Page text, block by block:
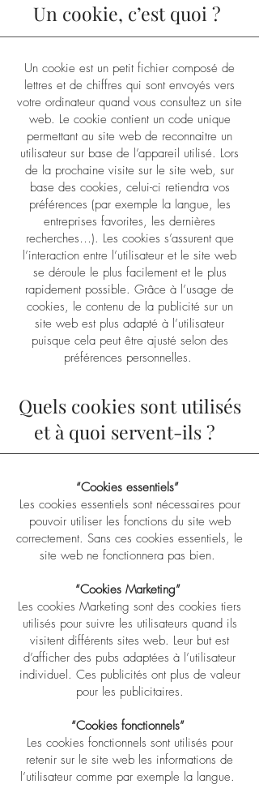
Un cookie, c’est quoi ?
Un cookie est un petit fichier composé de
lettres et de chiffres qui sont envoyés vers
votre ordinateur quand vous consultez un site
web. Le cookie contient un code unique
permettant au site web de reconnaitre un
utilisateur sur base de l’appareil utilisé. Lors
de la prochaine visite sur le site web, sur
base des cookies, celui-ci retiendra vos
préférences (par exemple la langue, les
entreprises favorites, les dernières
recherches…). Les cookies s’assurent que
l’interaction entre l’utilisateur et le site web
se déroule le plus facilement et le plus
rapidement possible. Grâce à l’usage de
cookies, le contenu de la publicité sur un
site web est plus adapté à l’utilisateur
puisque cela peut être ajusté selon des
préférences personnelles.
Quels cookies sont utilisés
et à quoi servent-ils ?
“Cookies essentiels”
Les cookies essentiels sont nécessaires pour
pouvoir utiliser les fonctions du site web
correctement. Sans ces cookies essentiels, le
site web ne fonctionnera pas bien.
“Cookies Marketing”
Les cookies Marketing sont des cookies tiers
utilisés pour suivre les utilisateurs quand ils
visitent différents sites web. Leur but est
d’afficher des pubs adaptées à l’utilisateur
individuel. Ces publicités ont plus de valeur
pour les publicitaires.
“Cookies fonctionnels”
Les cookies fonctionnels sont utilisés pour
retenir sur le site web les informations de
l’utilisateur comme par exemple la langue.